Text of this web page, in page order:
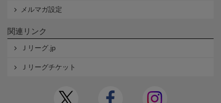
メルマガ設定
関連リンク
Ｊリーグ.jp
Ｊリーグチケット